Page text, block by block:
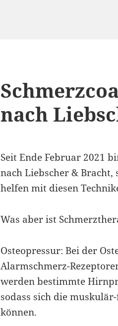
nach
Seit Ende Februar 2021
nach Liebscher &
helfen mit diesen
Was aber ist
Osteopressur: Bei der
Alarmschmerz-
werden bestimmte
sodass sich die
können.